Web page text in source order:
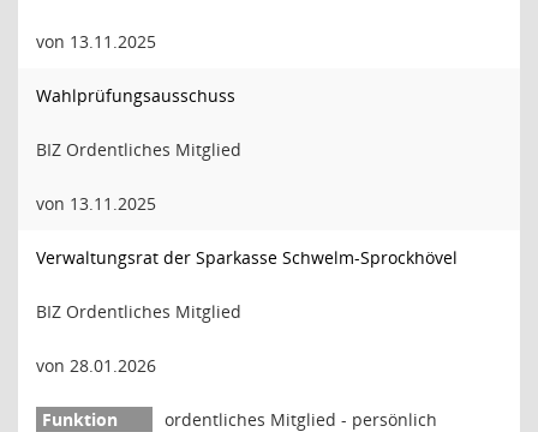
von 13.11.2025
Wahlprüfungsausschuss
BIZ Ordentliches Mitglied
von 13.11.2025
Verwaltungsrat der Sparkasse Schwelm-Sprockhövel
BIZ Ordentliches Mitglied
von 28.01.2026
ordentliches Mitglied - persönlich